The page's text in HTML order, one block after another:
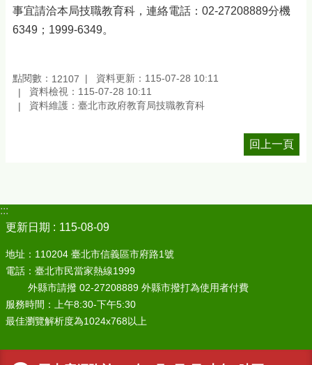
事宜請洽本局技職教育科，連絡電話：02-27208889分機
6349；1999-6349。
點閱數： 12107
資料更新：115-07-28 10:11
資料檢視：115-07-28 10:11
資料維護：臺北市政府教育局技職教育科
回上一頁
:::
更新日期
115-08-09
地址：110204 臺北市信義區市府路1號
電話：臺北市民當家熱線1999
外縣市請撥 02-27208889 外縣市撥打為使用者付費
服務時間：上午8:30-下午5:30
最佳瀏覽解析度為1024x768以上